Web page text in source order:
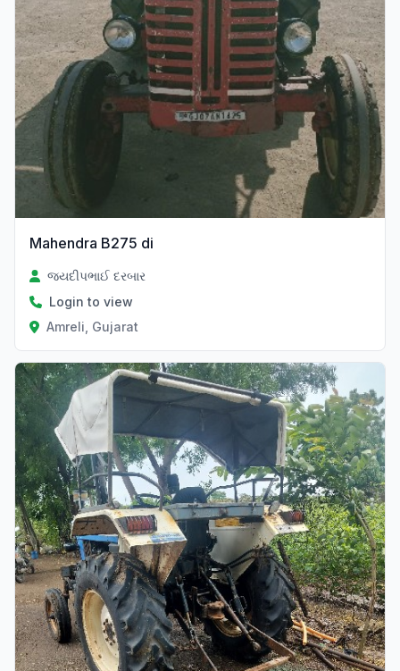
Mahendra B275 di
જયદીપભાઈ દરબાર
Login to view
Amreli, Gujarat